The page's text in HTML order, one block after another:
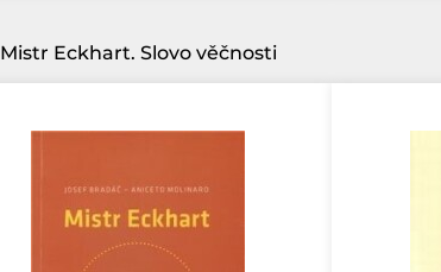
Mistr Eckhart. Slovo věčnosti